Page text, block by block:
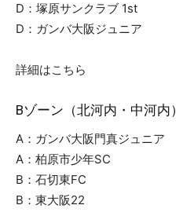
D：塚原サンクラブ 1st
D：ガンバ大阪ジュニア
詳細はこちら
Bゾーン（北河内・中河内）
A：ガンバ大阪門真ジュニア
A：柏原市少年SC
B：石切東FC
B：東大阪22